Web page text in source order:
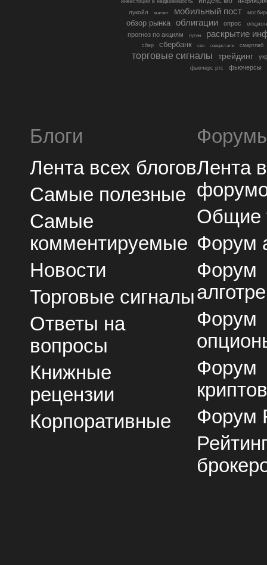
инвестиции в недвижимость
лукойл
магнит мобильный пост
обзор рынка облигации опрос
прогноз по акциям путин раскрытие
сбер сбербанк сво северсталь смартлаб
торговые сигналы трейдинг
фьючерс ртс фьючерсы
Блоги
Лента всех блогов
Самые полезные
Самые
комментируемые
Новости
Торговые сигналы
Ответы на
вопросы
Книжные
рецензии
Корпоративные
Лента
Общие
Форум
Форум
Форум
Форум
Форум